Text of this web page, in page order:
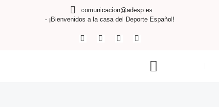
comunicacion@adesp.es
- ¡Bienvenidos a la casa del Deporte Español!